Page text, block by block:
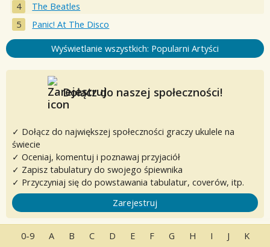
The Beatles
Panic! At The Disco
Wyświetlanie wszystkich: Popularni Artyści
Dołącz do naszej społeczności!
✓ Dołącz do największej społeczności graczy ukulele na
świecie
✓ Oceniaj, komentuj i poznawaj przyjaciół
✓ Zapisz tabulatury do swojego śpiewnika
✓ Przyczyniaj się do powstawania tabulatur, coverów, itp.
Zarejestruj
0-9 A B C D E F G H I J K